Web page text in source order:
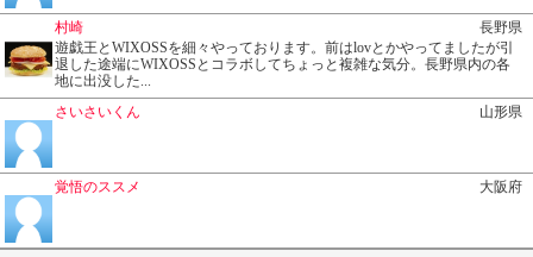
村崎
長野県
遊戯王とWIXOSSを細々やっております。前はlovとかやってましたが引
退した途端にWIXOSSとコラボしてちょっと複雑な気分。長野県内の各
地に出没した...
さいさいくん
山形県
覚悟のススメ 大阪府